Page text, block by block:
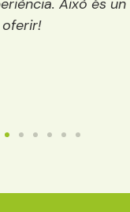
juvenil i adults.
llibre agafar et